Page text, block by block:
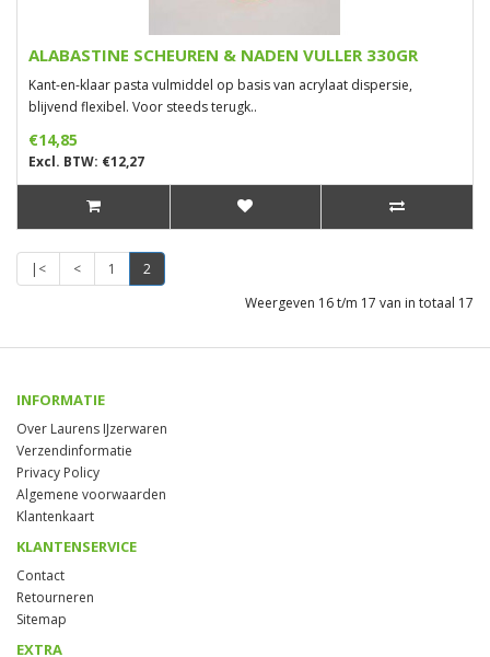
ALABASTINE SCHEUREN & NADEN VULLER 330GR
Kant-en-klaar pasta vulmiddel op basis van acrylaat dispersie,
blijvend flexibel. Voor steeds terugk..
€14,85
Excl. BTW: €12,27
|< < 1
2
Weergeven 16 t/m 17 van in totaal 17
INFORMATIE
Over Laurens IJzerwaren
Verzendinformatie
Privacy Policy
Algemene voorwaarden
Klantenkaart
KLANTENSERVICE
Contact
Retourneren
Sitemap
EXTRA